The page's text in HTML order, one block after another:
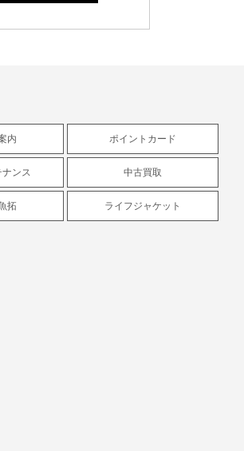
内 ポイントカード
ンス 中古買取
拓 ライフジャケット